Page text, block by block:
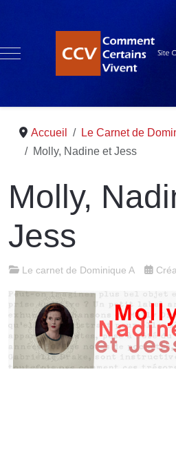
Mobile Menu Toggle
Accueil
Le Carnet de
Molly, Nadine et Jess
Molly,
Jess
Le carnet de Dominique A